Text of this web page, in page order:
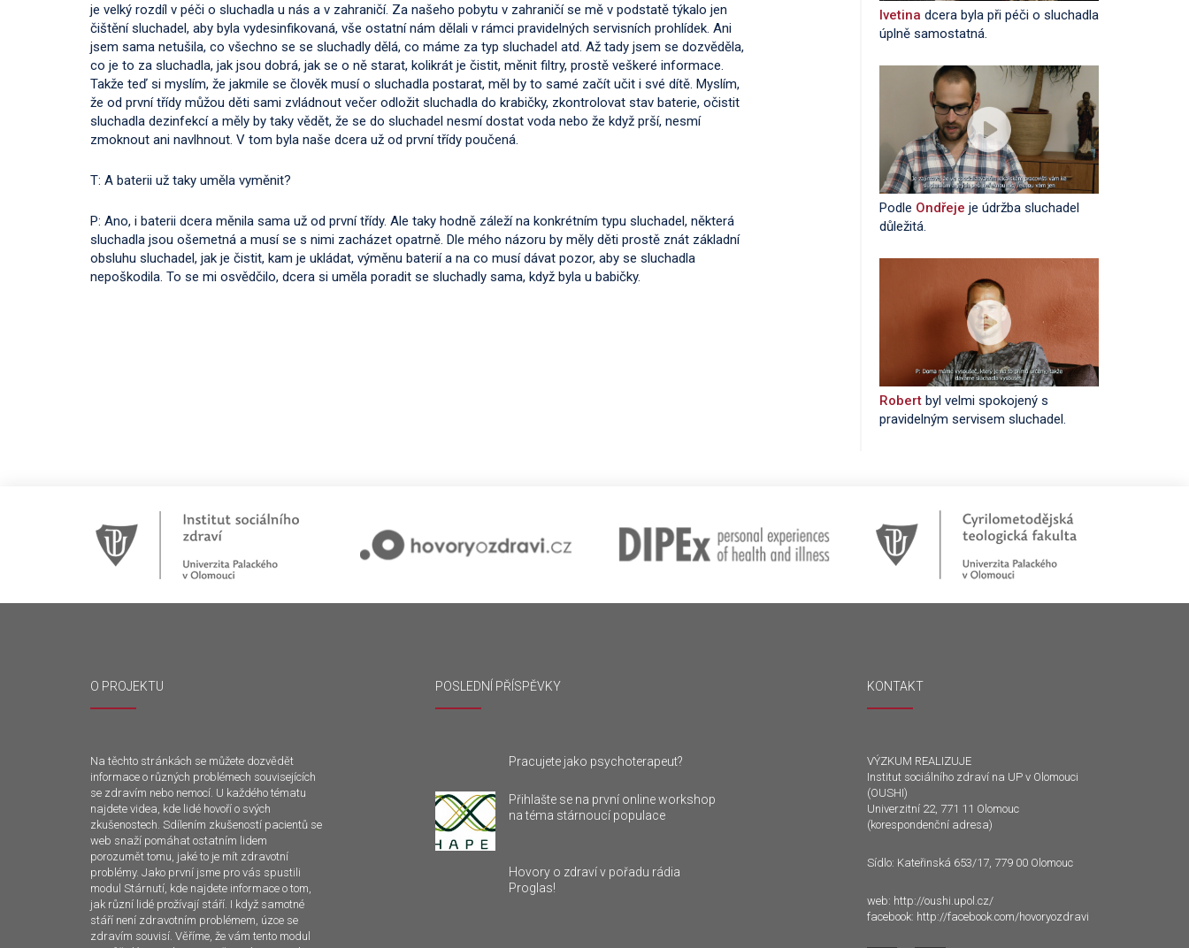
je velký rozdíl v péči o sluchadla u nás a v zahraničí. Za našeho pobytu v zahraničí se mě v podstatě týkalo jen
čištění sluchadel, aby byla vydesinfikovaná, vše ostatní nám dělali v rámci pravidelných servisních prohlídek. Ani
jsem sama netušila, co všechno se se sluchadly dělá, co máme za typ sluchadel atd. Až tady jsem se dozvěděla,
co je to za sluchadla, jak jsou dobrá, jak se o ně starat, kolikrát je čistit, měnit filtry, prostě veškeré informace.
Takže teď si myslím, že jakmile se člověk musí o sluchadla postarat, měl by to samé začít učit i své dítě. Myslím,
že od první třídy můžou děti sami zvládnout večer odložit sluchadla do krabičky, zkontrolovat stav baterie, očistit
sluchadla dezinfekcí a měly by taky vědět, že se do sluchadel nesmí dostat voda nebo že když prší, nesmí
zmoknout ani navlhnout. V tom byla naše dcera už od první třídy poučená.
T: A baterii už taky uměla vyměnit?
P: Ano, i baterii dcera měnila sama už od první třídy. Ale taky hodně záleží na konkrétním typu sluchadel, některá
sluchadla jsou ošemetná a musí se s nimi zacházet opatrně. Dle mého názoru by měly děti prostě znát základní
obsluhu sluchadel, jak je čistit, kam je ukládat, výměnu baterií a na co musí dávat pozor, aby se sluchadla
nepoškodila. To se mi osvědčilo, dcera si uměla poradit se sluchadly sama, když byla u babičky.
Ivetina dcera byla při péči o sluchadla
úplně samostatná.
Podle Ondřeje je údržba sluchadel
důležitá.
Robert byl velmi spokojený s
pravidelným servisem sluchadel.
O PROJEKTU
Na těchto stránkách se můžete dozvědět
informace o různých problémech souvisejících
se zdravím nebo nemocí. U každého tématu
najdete videa, kde lidé hovoří o svých
zkušenostech. Sdílením zkušeností pacientů se
web snaží pomáhat ostatním lidem
porozumět tomu, jaké to je mít zdravotní
problémy. Jako první jsme pro vás spustili
modul Stárnutí, kde najdete informace o tom,
jak různí lidé prožívají stáří. I když samotné
stáří není zdravotním problémem, úzce se
zdravím souvisí. Věříme, že vám tento modul
POSLEDNÍ PŘÍSPĚVKY
Pracujete jako psychoterapeut?
Přihlašte se na první online workshop
na téma stárnoucí populace
Hovory o zdraví v pořadu rádia
Proglas!
KONTAKT
VÝZKUM REALIZUJE
Institut sociálního zdraví na UP v Olomouci
(OUSHI)
Univerzitní 22, 771 11 Olomouc
(korespondenční adresa)
Sídlo: Kateřinská 653/17, 779 00 Olomouc
web: http://oushi.upol.cz/
facebook: http://facebook.com/hovoryozdravi